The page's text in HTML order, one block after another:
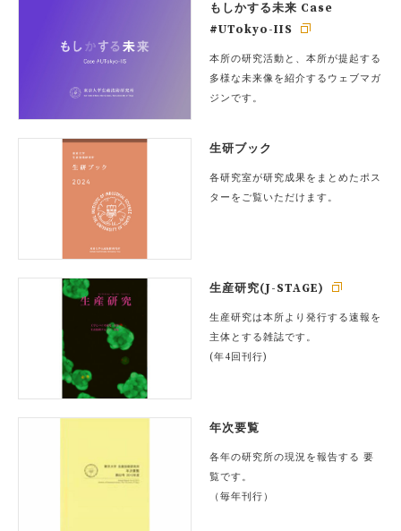
もしかする未来 Case
#UTokyo-IIS
本所の研究活動と、本所が提起する
多様な未来像を紹介するウェブマガ
ジンです。
生研ブック
各研究室が研究成果をまとめたポス
ターをご覧いただけます。
生産研究(J-STAGE)
生産研究は本所より発行する速報を
主体とする雑誌です。
(年4回刊行)
年次要覧
各年の研究所の現況を報告する 要
覧です。
（毎年刊行）